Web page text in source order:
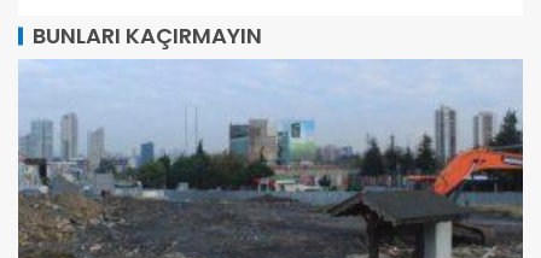
BUNLARI KAÇIRMAYIN